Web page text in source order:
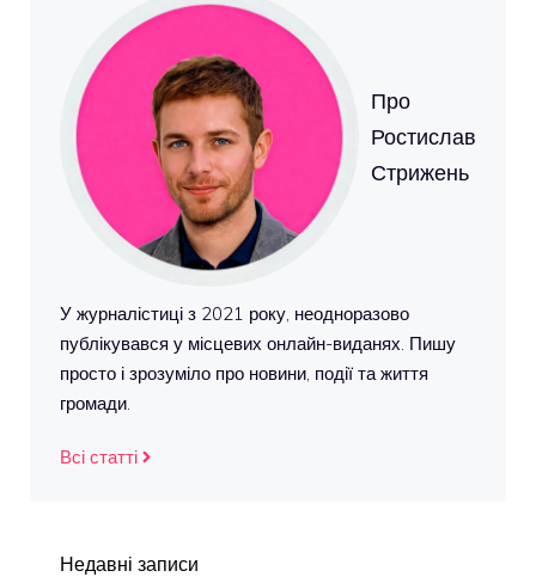
Про
Ростислав
Стрижень
У журналістиці з 2021 року, неодноразово
публікувався у місцевих онлайн-виданях. Пишу
просто і зрозуміло про новини, події та життя
громади.
Всі статті
Недавні записи